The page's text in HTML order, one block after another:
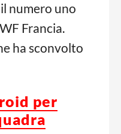
numero uno
Francia.
ha sconvolto
per